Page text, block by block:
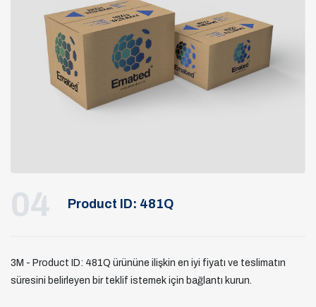
04 Product ID: 481Q
3M - Product ID: 481Q ürününe ilişkin en iyi fiyatı ve teslimatın
süresini belirleyen bir teklif istemek için bağlantı kurun.